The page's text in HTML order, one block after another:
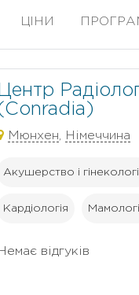
ЦІНИ
Центр
Мюнхен, Німеччина
Акушерство і
Кардіологія
Немає відгуків